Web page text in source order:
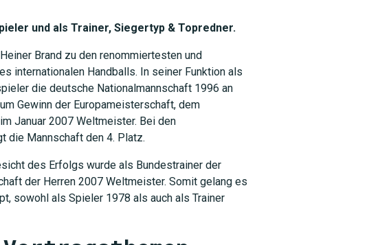
und als Trainer, Siegertyp & Topredner.
Brand zu den renommiertesten und
internationalen Handballs. In seiner Funktion als
die deutsche Nationalmannschaft 1996 an
Gewinn der Europameisterschaft, dem
Januar 2007 Weltmeister. Bei den
die Mannschaft den 4. Platz.
des Erfolgs wurde als Bundestrainer der
der Herren 2007 Weltmeister. Somit gelang es
sowohl als Spieler 1978 als auch als Trainer